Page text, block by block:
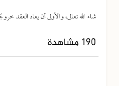
شاء الله تعالى، والأولى أن يعاد العقد
190 مشاهدة